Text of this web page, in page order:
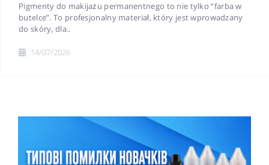
Pigmenty do makijażu permanentnego to nie tylko “farba w
butelce”. To profesjonalny materiał, który jest wprowadzany
do skóry, dla..
14/07/2026